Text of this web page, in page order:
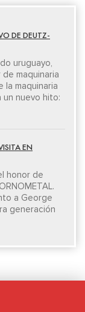
DE DEUTZ-
uruguayo,
maquinaria
la maquinaria
un nuevo hito:
EN
honor de
a George
generación